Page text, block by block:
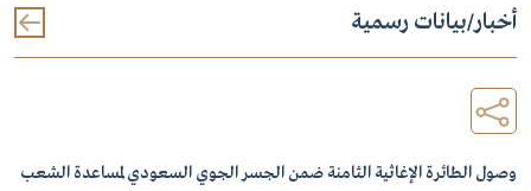
أخبار/بيانات رسمية
وصول الطائرة الإغاثية الثامنة ضمن الجسر الجوي السعودي لمساعدة الشعب